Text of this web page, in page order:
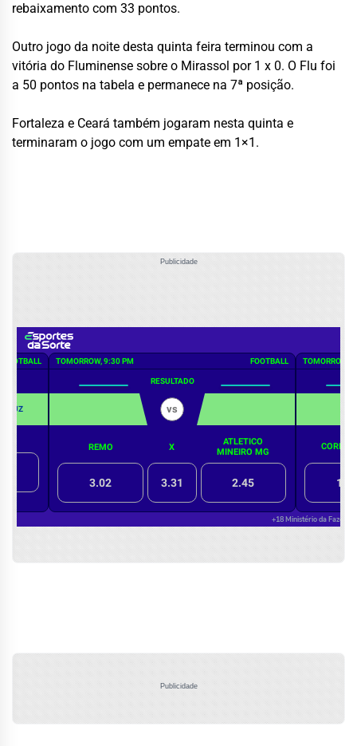
rebaixamento com 33 pontos.
Outro jogo da noite desta quinta feira terminou com a
vitória do Fluminense sobre o Mirassol por 1 x 0. O Flu foi
a 50 pontos na tabela e permanece na 7ª posição.
Fortaleza e Ceará também jogaram nesta quinta e
terminaram o jogo com um empate em 1×1.
Publicidade
Publicidade